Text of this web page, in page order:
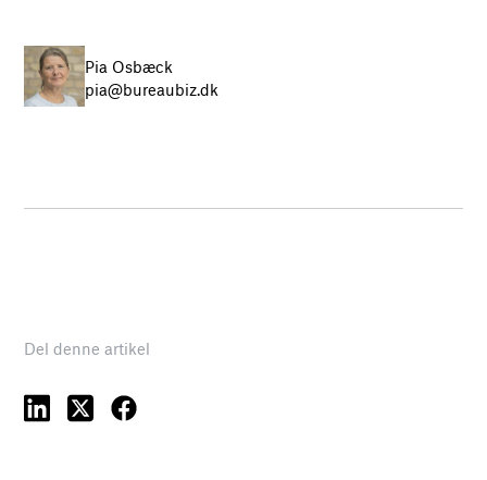
Pia Osbæck
pia@bureaubiz.dk
Del denne artikel